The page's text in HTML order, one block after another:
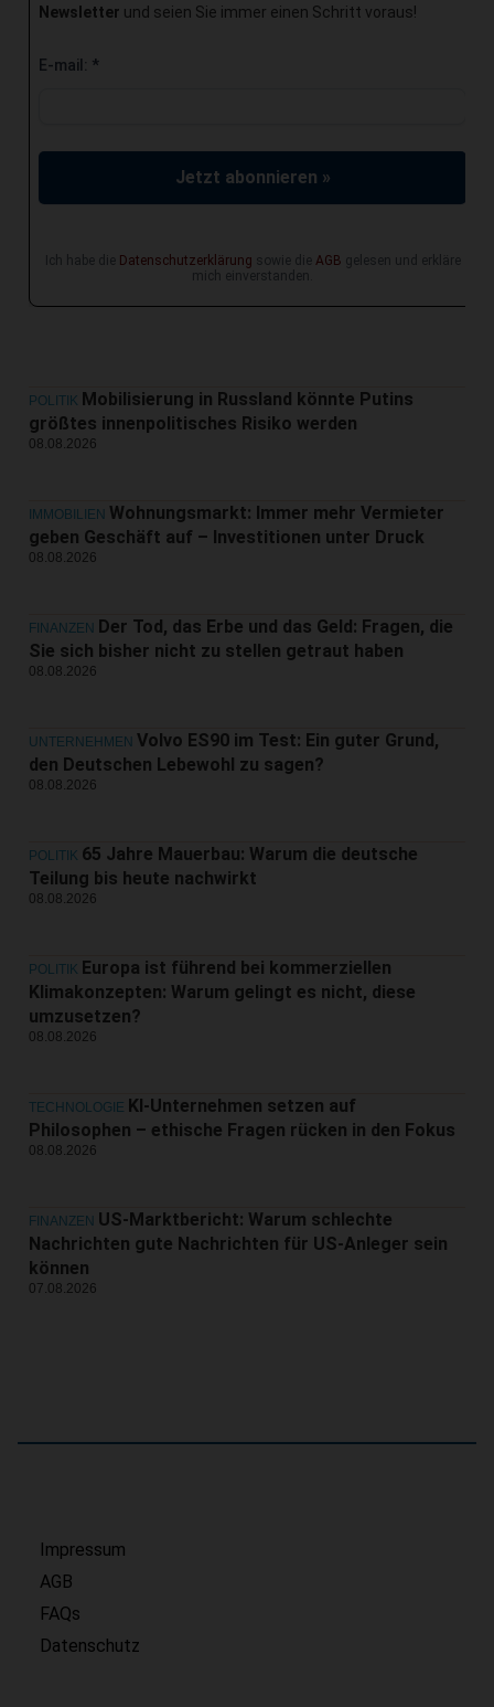
Newsletter und seien Sie immer einen Schritt voraus!
E-mail: *
Jetzt abonnieren »
Ich habe die Datenschutzerklärung sowie die AGB gelesen und erkläre
mich einverstanden.
POLITIK Mobilisierung in Russland könnte Putins
größtes innenpolitisches Risiko werden
08.08.2026
IMMOBILIEN Wohnungsmarkt: Immer mehr Vermieter
geben Geschäft auf – Investitionen unter Druck
08.08.2026
FINANZEN Der Tod, das Erbe und das Geld: Fragen, die
Sie sich bisher nicht zu stellen getraut haben
08.08.2026
UNTERNEHMEN Volvo ES90 im Test: Ein guter Grund,
den Deutschen Lebewohl zu sagen?
08.08.2026
POLITIK 65 Jahre Mauerbau: Warum die deutsche
Teilung bis heute nachwirkt
08.08.2026
POLITIK Europa ist führend bei kommerziellen
Klimakonzepten: Warum gelingt es nicht, diese
umzusetzen?
08.08.2026
TECHNOLOGIE KI-Unternehmen setzen auf
Philosophen – ethische Fragen rücken in den Fokus
08.08.2026
FINANZEN US-Marktbericht: Warum schlechte
Nachrichten gute Nachrichten für US-Anleger sein
können
07.08.2026
Impressum
AGB
FAQs
Datenschutz